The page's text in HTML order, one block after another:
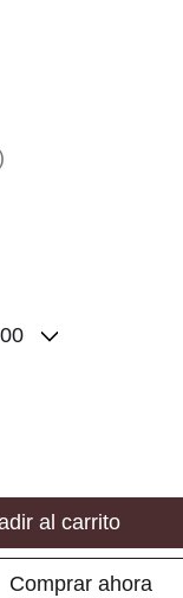
is
al carrito
Comprar ahora